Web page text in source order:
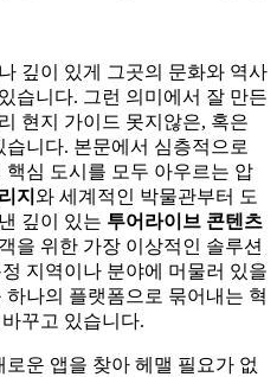
깊이 있게 그곳의 문화와 역사
습니다. 그런 의미에서 잘 만든
현지 가이드 못지않은, 혹은
니다. 본문에서 심층적으로
핵심 도시를 모두 아우르는 압
지 와 세계적인 박물관부터 도
깊이 있는 투어라이브 콘텐츠
을 위한 가장 이상적인 솔루션
지역이나 분야에 머물러 있을
나의 플랫폼으로 묶어내는 혁
꾸고 있습니다.
운 앱을 찾아 헤맬 필요가 없